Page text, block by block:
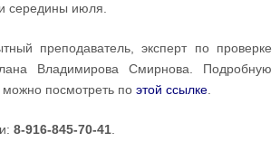
середины июля.
преподаватель, эксперт по проверке
Владимирова Смирнова. Подробную
посмотреть по этой ссылке.
8-916-845-70-41.